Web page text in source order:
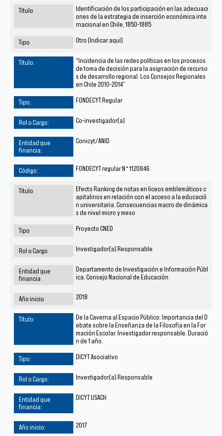
Identificación de los participación en las adecuaci
ones de la estrategia de inserción económica inte
rnacional en Chile, 1850-1885
Otro (Indicar aquí)
“Incidencia de las redes políticas en los procesos
de toma de decisión para la asignación de recurso
s de desarrollo regional. Los Consejos Regionales
en Chile 2010-2014”
FONDECYT Regular
Co-investigador(a)
Conicyt/ANID
FONDECYT regular N° 1120846.
Efecto Ranking de notas en liceos emblemáticos c
apitalinos en relación con el acceso a la educació
n universitaria. Consecuencias macro de dinámica
s de nivel micro y meso
Proyecto CNED
Investigador(a) Responsable
Departamento de Investigación e Información Públ
ica. Consejo Nacional de Educación
2018
De la Caverna al Espacio Público: Importancia del D
ebate sobre la Enseñanza de la Filosofía en la For
mación Escolar. Investigador responsable. Duració
n de 1 año.
DICYT Asociativo
Investigador(a) Responsable
DICYT USACH
2017